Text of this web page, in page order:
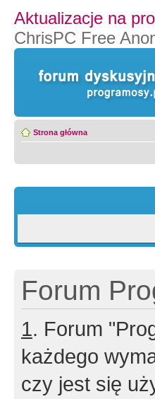
Aktualizacje na
ChrisPC Free
Strona główna
Forum
1. Forum
każdego
czy jest się